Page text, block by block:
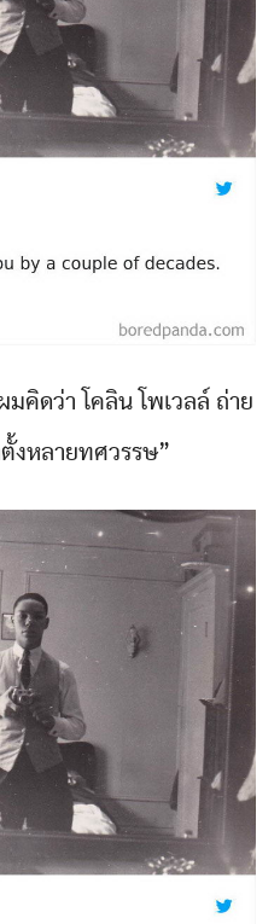
คิดว่า โคลิน โพเวลล์ ถ่าย
งหลายทศวรรษ”